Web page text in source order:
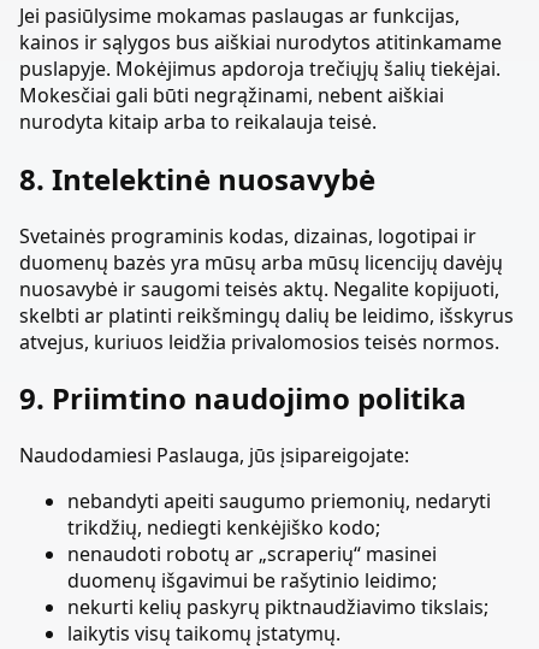
Jei pasiūlysime mokamas paslaugas ar funkcijas,
kainos ir sąlygos bus aiškiai nurodytos atitinkamame
puslapyje. Mokėjimus apdoroja trečiųjų šalių tiekėjai.
Mokesčiai gali būti negrąžinami, nebent aiškiai
nurodyta kitaip arba to reikalauja teisė.
8. Intelektinė nuosavybė
Svetainės programinis kodas, dizainas, logotipai ir
duomenų bazės yra mūsų arba mūsų licencijų davėjų
nuosavybė ir saugomi teisės aktų. Negalite kopijuoti,
skelbti ar platinti reikšmingų dalių be leidimo, išskyrus
atvejus, kuriuos leidžia privalomosios teisės normos.
9. Priimtino naudojimo politika
Naudodamiesi Paslauga, jūs įsipareigojate:
nebandyti apeiti saugumo priemonių, nedaryti
trikdžių, nediegti kenkėjiško kodo;
nenaudoti robotų ar „scraperių“ masinei
duomenų išgavimui be rašytinio leidimo;
nekurti kelių paskyrų piktnaudžiavimo tikslais;
laikytis visų taikomų įstatymų.